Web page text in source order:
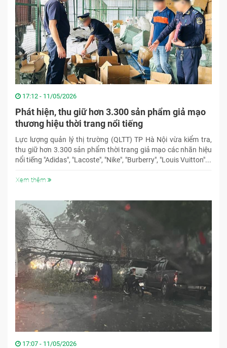
17:12 - 11/05/2026
Phát hiện, thu giữ hơn 3.300 sản phẩm giả mạo
thương hiệu thời trang nổi tiếng
Lực lượng quản lý thị trường (QLTT) TP Hà Nội vừa kiểm tra,
thu giữ hơn 3.300 sản phẩm thời trang giả mạo các nhãn hiệu
nổi tiếng "Adidas", "Lacoste", "Nike", "Burberry", "Louis Vuitton"...
Xem thêm
17:07 - 11/05/2026